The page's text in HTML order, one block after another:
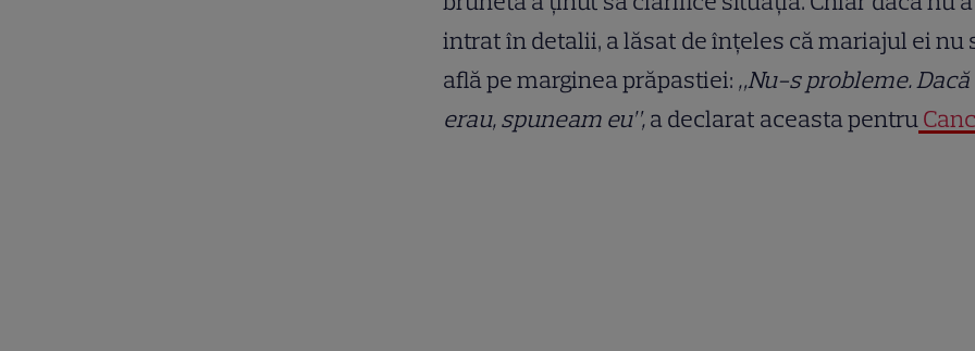
intrat în detalii, a lăsat de înțeles că mariajul ei nu
află pe marginea prăpastiei: „Nu-s probleme. Dacă
erau, spuneam eu”,a declarat aceasta pentru